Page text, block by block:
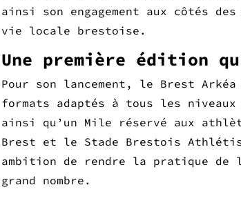
ainsi son engagement aux côtés
vie locale brestoise.
Une première édition
Pour son lancement, le Brest
formats adaptés à tous les
ainsi qu’un Mile réservé aux
Brest et le Stade Brestois
ambition de rendre la pratique de
grand nombre.